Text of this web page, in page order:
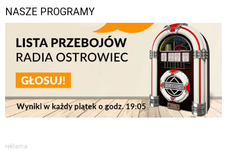
NASZE PROGRAMY
reklama